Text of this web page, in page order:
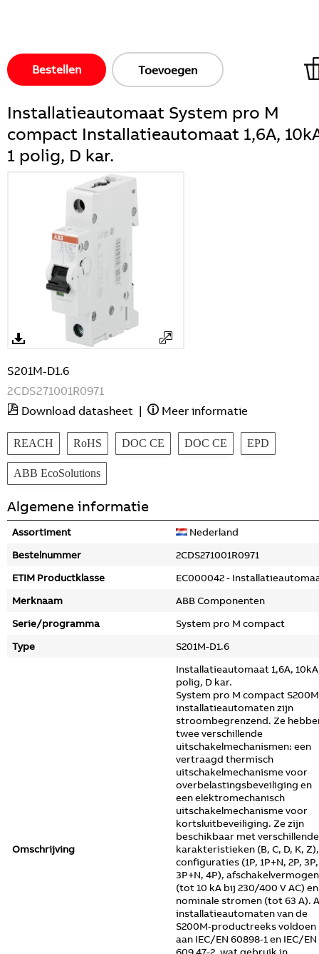
Bestellen Toevoegen
Installatieautomaat System pro M
compact Installatieautomaat 1,6A,
1 polig, D kar.
S201M-D1.6
2CDS271001R0971
Download datasheet | Meer informatie
REACH RoHS DOC CE DOC CE EPD
ABB EcoSolutions
Algemene informatie
Assortiment
Nederland
Bestelnummer
2CDS271001R0971
ETIM Productklasse
EC000042 -
Merknaam
ABB Componenten
Serie/programma
System pro M compact
Type
S201M-D1.6
Omschrijving
Installatieautomaat 1,6A,
polig, D kar.
System pro M compact S200M
installatieautomaten zijn
stroombegrenzend. Ze
twee verschillende
uitschakelmechanismen: een
vertraagd thermisch
uitschakelmechanisme voor
overbelastingsbeveiliging en
een elektromechanisch
uitschakelmechanisme voor
kortsluitbeveiliging. Ze zijn
beschikbaar met verschillende
karakteristieken (B, C, D, K, Z),
configuraties (1P, 1P+N, 2P, 3P,
3P+N, 4P),
(tot 10 kA bij 230/400 V AC) en
nominale stromen (tot 63 A).
installatieautomaten van de
S200M-productreeks voldoen
aan IEC/EN 60898-1 en IEC/EN